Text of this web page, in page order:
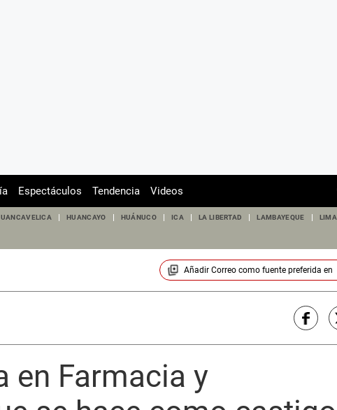
Espectáculos Tendencia Videos
HUANCAYO HUÁNUCO ICA LA LIBERTAD LAMBAYEQUE LIMA
Añadir Correocomo fuente preferida en
en Farmacia y